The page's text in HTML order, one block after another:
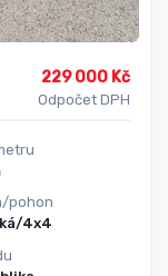
229 000 Kč
Odpočet DPH
pohon
4x4